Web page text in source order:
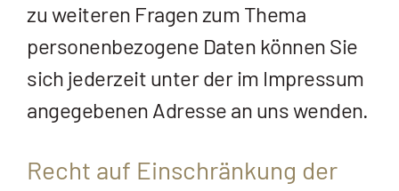
zu weiteren Fragen zum Thema
personenbezogene Daten können Sie
sich jederzeit unter der im Impressum
angegebenen Adresse an uns wenden.
Recht auf Einschränkung der